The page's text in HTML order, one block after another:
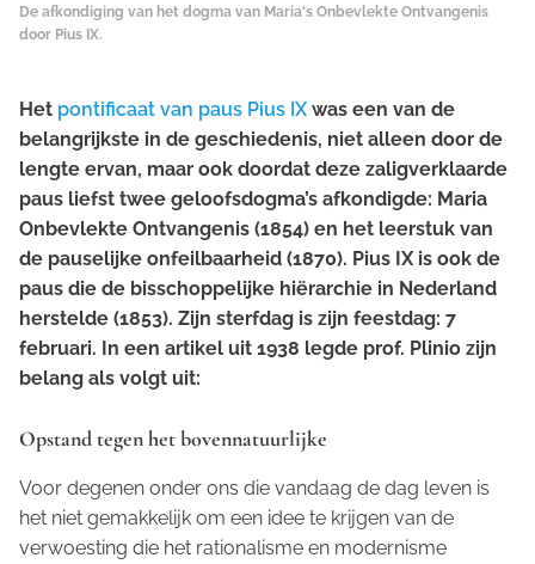
De afkondiging van het dogma van Maria's Onbevlekte Ontvangenis
door Pius IX.
Het pontificaat van paus Pius IX was een van de
belangrijkste in de geschiedenis, niet alleen door de
lengte ervan, maar ook doordat deze zaligverklaarde
paus liefst twee geloofsdogma’s afkondigde: Maria
Onbevlekte Ontvangenis (1854) en het leerstuk van
de pauselijke onfeilbaarheid (1870). Pius IX is ook de
paus die de bisschoppelijke hiërarchie in Nederland
herstelde (1853). Zijn sterfdag is zijn feestdag: 7
februari. In een artikel uit 1938 legde prof. Plinio zijn
belang als volgt uit:
Opstand tegen het bovennatuurlijke
Voor degenen onder ons die vandaag de dag leven is
het niet gemakkelijk om een idee te krijgen van de
verwoesting die het rationalisme en modernisme